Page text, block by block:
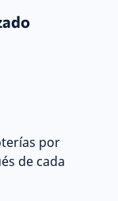
por
de cada